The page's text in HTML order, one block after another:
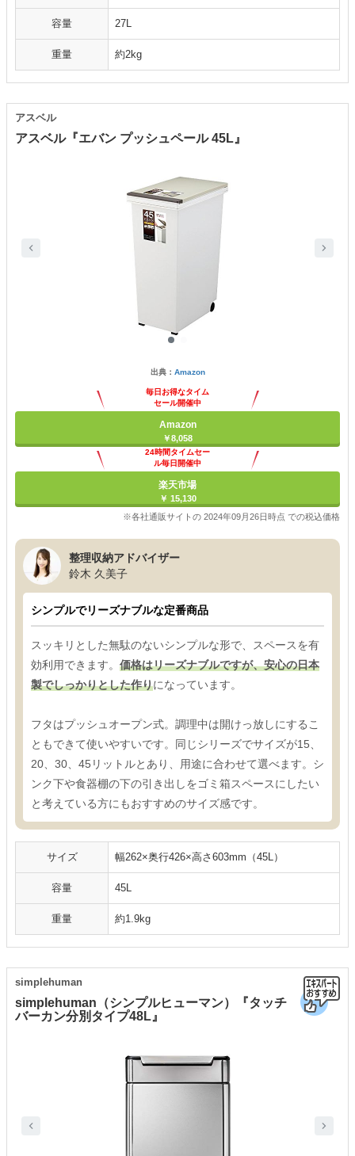
容量 27L
重量 約2kg
アスベル『エバン プッシュペール 45L』
アスベル
出典： Amazon
毎日お得なタイム
セール開催中
Amazon
￥8,058
24時間タイムセー
ル毎日開催中
楽天市場
￥ 15,130
※各社通販サイトの 2024年09月26日時点 での税込価格
整理収納アドバイザー
鈴木 久美子
シンプルでリーズナブルな定番商品
スッキリとした無駄のないシンプルな形で、スペースを有
効利用できます。 価格はリーズナブルですが、安心の日本
製でしっかりとした作りになっています。
フタはプッシュオープン式。調理中は開けっ放しにするこ
ともできて使いやすいです。同じシリーズでサイズが15、
20、30、45リットルとあり、用途に合わせて選べます。シ
ンク下や食器棚の下の引き出しをゴミ箱スペースにしたい
と考えている方にもおすすめのサイズ感です。
サイズ 幅262×奥行426×高さ603mm（45L）
容量 45L
重量 約1.9kg
simplehuman（シンプルヒューマン）『タッチ
バーカン分別タイプ48L』
simplehuman